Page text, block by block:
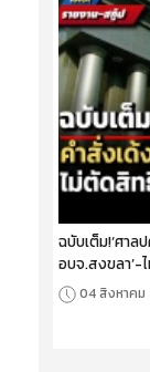
ฉบับเต็ม!‘ศาล
อบจ.สงขลา’-
04 สิงหาคม